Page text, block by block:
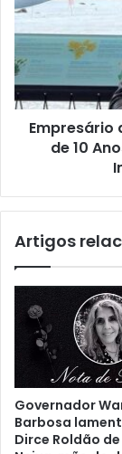
Empresário
de 10
Artigos
Governador
Barbosa
Dirce Roldão